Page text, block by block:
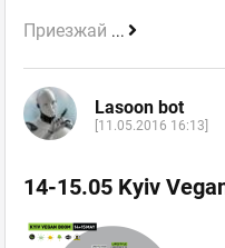
Приезжай ...
Lasoon bot
[11.05.2016 16:13]
14-15.05 Kyiv